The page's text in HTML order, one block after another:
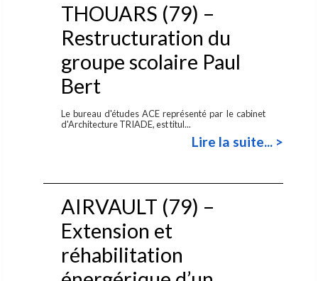
THOUARS (79) –
Restructuration du
groupe scolaire Paul
Bert
Le bureau d'études ACE représenté par le cabinet
d'Architecture TRIADE, est titul...
Lire la suite... >
AIRVAULT (79) –
Extension et
réhabilitation